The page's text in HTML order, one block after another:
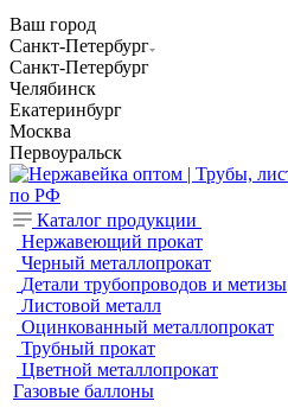
Ваш город
Санкт-Петербург
Санкт-Петербург
Челябинск
Екатеринбург
Москва
Первоуральск
Каталог продукции
Нержавеющий прокат
Черный металлопрокат
Детали трубопроводов и метизы
Листовой металл
Оцинкованный металлопрокат
Трубный прокат
Цветной металлопрокат
Газовые баллоны